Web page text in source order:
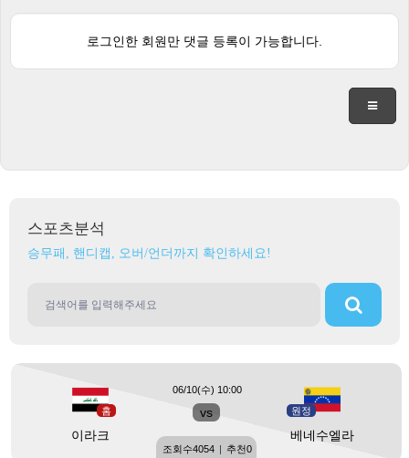
로그인한 회원만 댓글 등록이 가능합니다.
스포츠분석
승무패, 핸디캡, 오버/언더까지 확인하세요!
홈
이라크
vs 원정
베네수엘라
06/10(수) 10:00
조회수4054 | 추천0